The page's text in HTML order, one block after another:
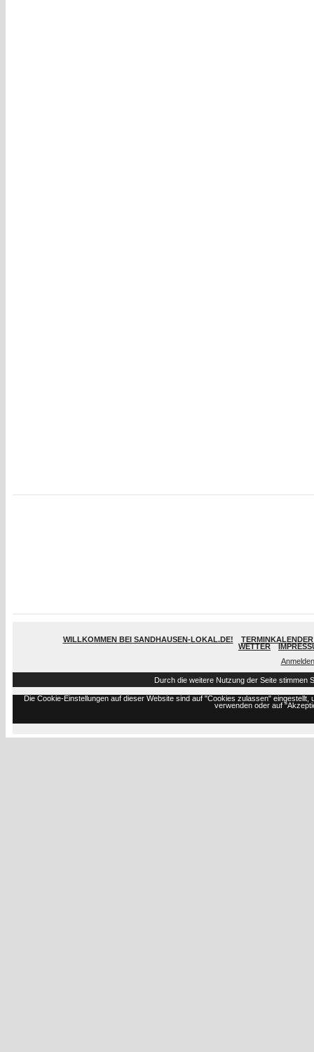
WILLKOMMEN BEI SANDHAUSEN-LOKAL.DE!
TERMINKALENDER
WETTER
Anmelden
Durch die weitere Nutzung der Seite stimmen
Die Cookie-Einstellungen auf dieser Website sind auf "Cookies zulassen"
verwenden oder auf